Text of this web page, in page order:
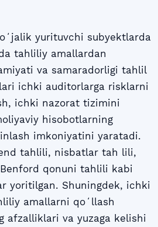
yurituvchi subyektlarda
tahliliy amallardan
va samaradorligi tahlil
ichki auditorlarga risklarni
ichki nazorat tizimini
hisobotlarning
imkoniyatini yaratadi.
tahlili, nisbatlar tah lili,
qonuni tahlili kabi
yoritilgan. Shuningdek, ichki
amallarni qoʻllash
afzalliklari va yuzaga kelishi